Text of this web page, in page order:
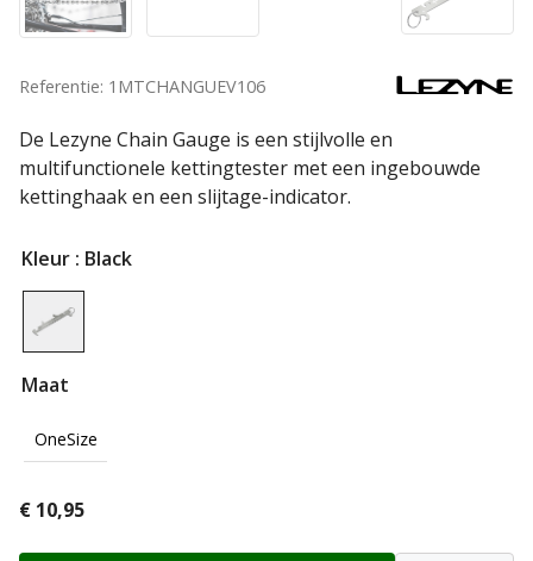
Referentie: 1MTCHANGUEV106
De Lezyne Chain Gauge is een stijlvolle en
multifunctionele kettingtester met een ingebouwde
kettinghaak en een slijtage-indicator.
Kleur : Black
Maat
OneSize
€ 10,95